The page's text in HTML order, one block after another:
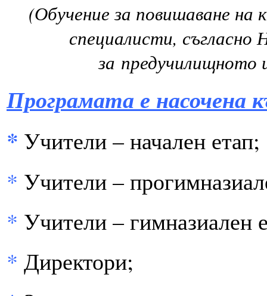
(Обучение за повишаване на
специалисти,
за предучилищното
Програмата е насочена
* Учители – начален етап;
* Учители –
* Учители – гимназиален
* Директори;